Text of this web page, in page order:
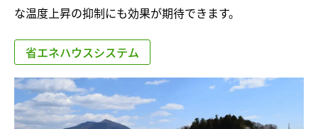
な温度上昇の抑制にも効果が期待できます。
省エネハウスシステム